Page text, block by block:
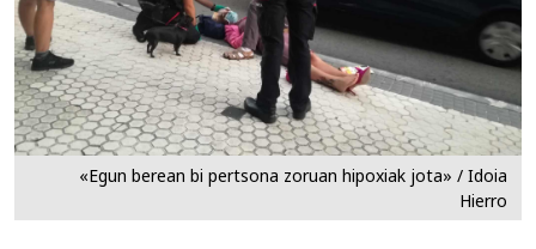
«Egun berean bi pertsona zoruan hipoxiak jota» / Idoia
Hierro